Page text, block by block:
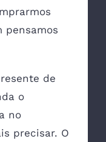
pensamos
de
o
no
precisar. O